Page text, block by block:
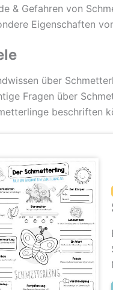
& Gefahren von
Eigenschaften
über
Fragen über
beschriften